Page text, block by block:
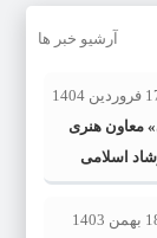
آرشیو خبر ها
1404
معاون هنری
اسلامی
1403